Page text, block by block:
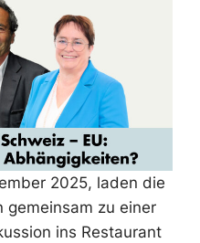
2025, laden die
gemeinsam zu einer
ins Restaurant